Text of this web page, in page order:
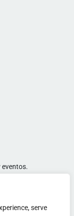
serve
eventos.